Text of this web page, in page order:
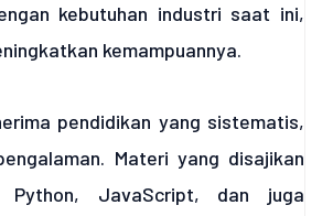
kebutuhan industri saat ini,
kemampuannya.
pendidikan yang sistematis,
Materi yang disajikan
Python, JavaScript, dan juga